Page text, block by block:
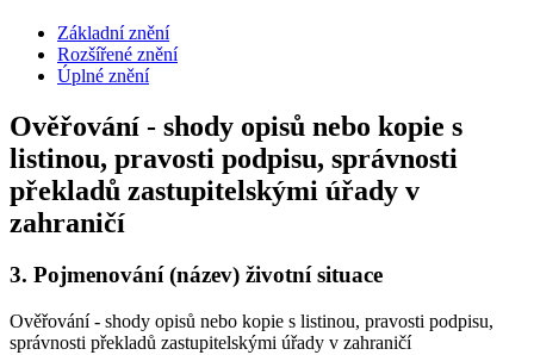
Základní znění
Rozšířené znění
Úplné znění
Ověřování - shody opisů nebo kopie s
listinou, pravosti podpisu, správnosti
překladů zastupitelskými úřady v
zahraničí
3. Pojmenování (název) životní situace
Ověřování - shody opisů nebo kopie s listinou, pravosti podpisu,
správnosti překladů zastupitelskými úřady v zahraničí